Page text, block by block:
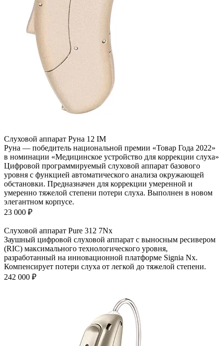
Слуховой аппарат Руна 12 IM
Руна — победитель национальной премии «Товар Года 2022»
в номинации «Медицинское устройство для коррекции слуха»
Цифровой программируемый слуховой аппарат базового
уровня с функцией автоматического анализа окружающей
обстановки. Предназначен для коррекции умеренной и
умеренно тяжелой степени потери слуха. Выполнен в новом
элегантном корпусе.
23 000 ₽
Слуховой аппарат Pure 312 7Nх
Заушный цифровой слуховой аппарат с выносным ресивером
(RIC) максимального технологического уровня,
разработанный на инновационной платформе Signia Nx.
Компенсирует потери слуха от легкой до тяжелой степени.
242 000 ₽